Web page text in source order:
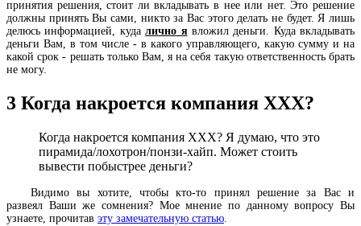
принятия решения, стоит ли вкладывать в нее или нет. Это решение
должны принять Вы сами, никто за Вас этого делать не будет. Я лишь
делюсь информацией, кудалично явложил деньги. Куда вкладывать
деньги Вам, в том числе - в какого управляющего, какую сумму и на
какой срок - решать только Вам, я на себя такую ответственность брать
не могу.
3 Когда накроется компания XXX?
Когда накроется компания XXX? Я думаю, что это
пирамида/лохотрон/понзи-хайп. Может стоить
вывести побыстрее деньги?
Видимо вы хотите, чтобы кто-то принял решение за Вас и
развеял Ваши же сомнения? Мое мнение по данному вопросу Вы
узнаете, прочитав эту замечательную статью.